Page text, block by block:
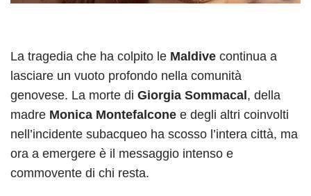
La tragedia che ha colpito le Maldive continua a
lasciare un vuoto profondo nella comunità
genovese. La morte di Giorgia Sommacal, della
madre Monica Montefalcone e degli altri coinvolti
nell’incidente subacqueo ha scosso l’intera città, ma
ora a emergere è il messaggio intenso e
commovente di chi resta.